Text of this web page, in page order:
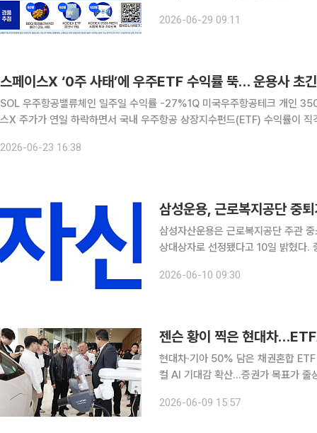
용은 인공지능 기술이 고도화되고 실
2026-06-29 09:11
스페이스X ‘0주 사태’에 우주ETF 수익률 뚝… 운용사 초
SOL 우주항공밸류체인 일주일 수익률 -27%1Q 미국우주항공테크 개인 350억
스X 주가가 연일 하락하면서 국내 우주항공 상장지수펀드(ETF) 수익률이
2026-06-23 16:38
삼성운용, 근로복지공단 중
삼성자산운용은 근로복지공단 주관
상대상자로 선정됐다고 10일 밝혔다. 중퇴기금은 중소기업 사용자가 납입한 부담금을 근로복지공단
이번에 우선협상대상자로 선정되면
2026-06-10 09:30
젠슨 황이 찍은 현대차…ETF
현대차·기아 50% 담은 채권혼합
컬 AI 기대감 확산…증권가 목표가 줄상향 현대차그룹이 피지컬 인공지능(AI) 대표 수혜
놨다. 삼성전자와 SK하이닉스가 주
2026-06-09 15:57